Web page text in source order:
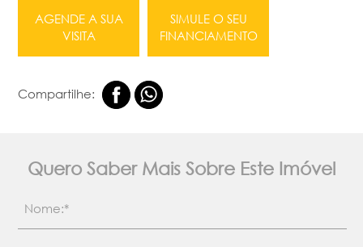
AGENDE A SUA
VISITA
SIMULE O SEU
FINANCIAMENTO
Compartilhe:
Quero Saber Mais Sobre Este Imóvel